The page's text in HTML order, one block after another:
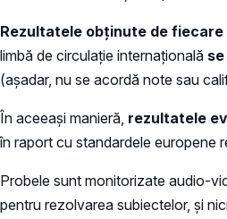
Rezultatele obţinute de
limbă de circulaţie internaţională
(așadar, nu se acordă note sau
În aceeași manieră, rezultatele
în raport cu standardele europene
Probele sunt monitorizate audio-
pentru rezolvarea subiectelor, şi